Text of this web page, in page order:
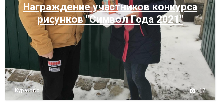
Награждение участников конкурса
рисунков "Символ Года 2021"
Курахово 17